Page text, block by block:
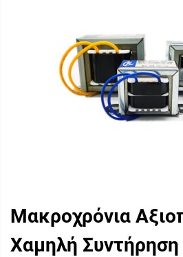
Μακροχρόνια
Χαμηλή Συντήρηση